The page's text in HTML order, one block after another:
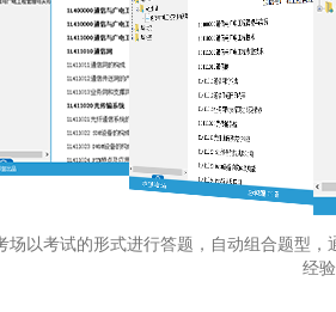
场以考试的形式进行答题，自动组合题型
经